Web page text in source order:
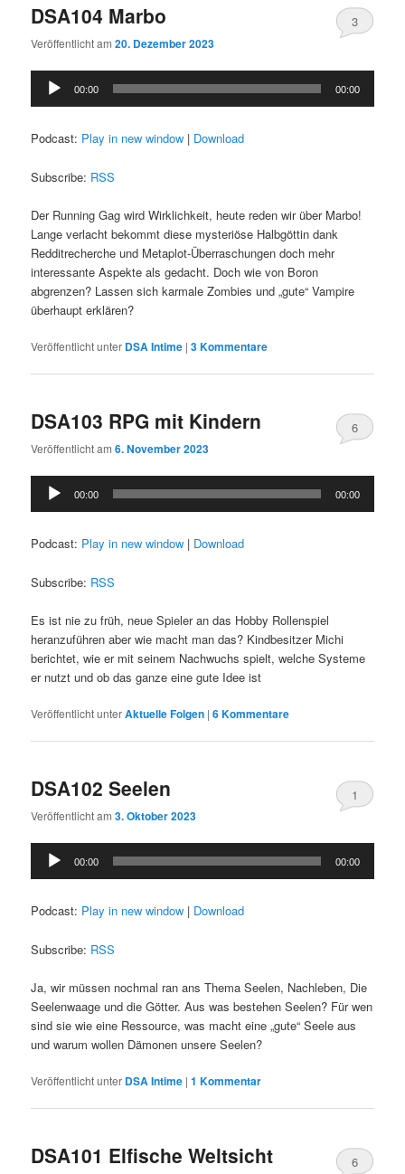
DSA104 Marbo
Veröffentlicht am20. Dezember 2023
3
Audio-
Player
00:00 00:00
Podcast: Play in new window | Download
Subscribe: RSS
Der Running Gag wird Wirklichkeit, heute reden wir über Marbo!
Lange verlacht bekommt diese mysteriöse Halbgöttin dank
Redditrecherche und Metaplot-Überraschungen doch mehr
interessante Aspekte als gedacht. Doch wie von Boron
abgrenzen? Lassen sich karmale Zombies und „gute“ Vampire
überhaupt erklären?
Veröffentlicht unter DSA Intime |3Kommentare
DSA103 RPG mit Kindern
Veröffentlicht am6. November 2023
6
Audio-
Player
00:00 00:00
Podcast: Play in new window | Download
Subscribe: RSS
Es ist nie zu früh, neue Spieler an das Hobby Rollenspiel
heranzuführen aber wie macht man das? Kindbesitzer Michi
berichtet, wie er mit seinem Nachwuchs spielt, welche Systeme
er nutzt und ob das ganze eine gute Idee ist
Veröffentlicht unterAktuelle Folgen |6Kommentare
DSA102 Seelen
Veröffentlicht am3. Oktober 2023
1
Audio-
Player
00:00 00:00
Podcast: Play in new window | Download
Subscribe: RSS
Ja, wir müssen nochmal ran ans Thema Seelen, Nachleben, Die
Seelenwaage und die Götter. Aus was bestehen Seelen? Für wen
sind sie wie eine Ressource, was macht eine „gute“ Seele aus
und warum wollen Dämonen unsere Seelen?
Veröffentlicht unter DSA Intime |1 Kommentar
DSA101 Elfische Weltsicht 6